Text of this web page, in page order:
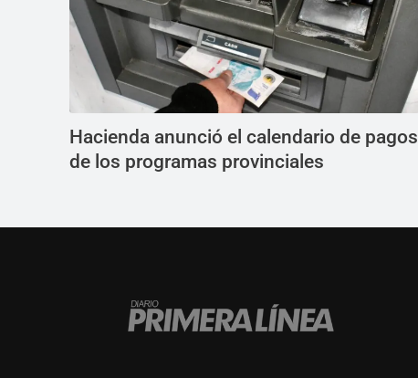
Hacienda anunció el calendario de pagos
de los programas provinciales